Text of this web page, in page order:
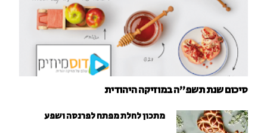
סיכום שנת תשפ"ה במוזיקה היהודית
מתכון לחלת מפתח לפרנסה ושפע